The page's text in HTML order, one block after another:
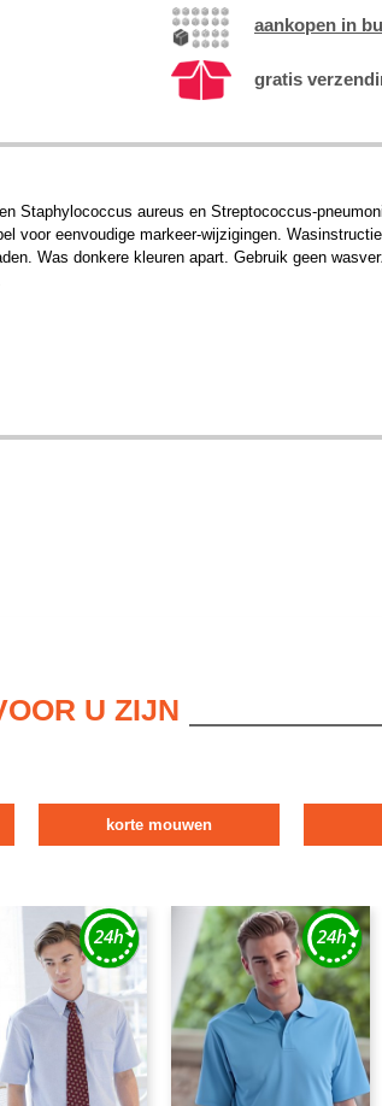
aankopen in
gratis
Staphylococcus aureus en Streptococcus-
voor eenvoudige markeer-wijzigingen.
Was donkere kleuren apart. Gebruik geen
U ZIJN
korte mouwen